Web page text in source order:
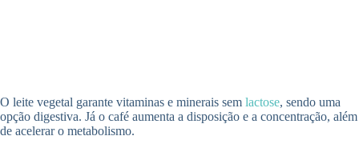
O leite vegetal garante vitaminas e minerais sem lactose, sendo uma
opção digestiva. Já o café aumenta a disposição e a concentração, além
de acelerar o metabolismo.